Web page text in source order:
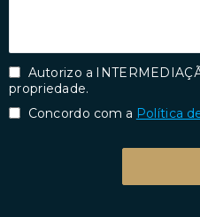
Autorizo a
propriedade.
Concordo com a Política